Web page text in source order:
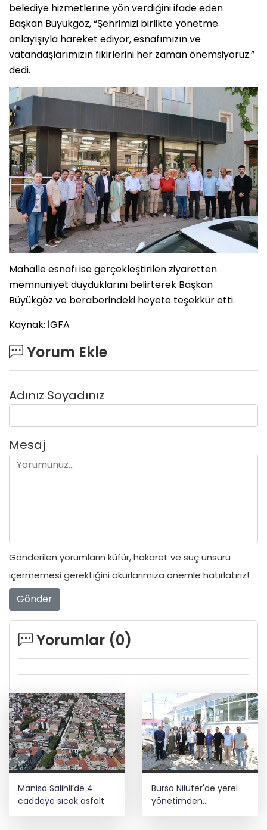
belediye hizmetlerine yön verdiğini ifade eden
Başkan Büyükgöz, “Şehrimizi birlikte yönetme
anlayışıyla hareket ediyor, esnafımızın ve
vatandaşlarımızın fikirlerini her zaman önemsiyoruz.”
dedi.
Mahalle esnafı ise gerçekleştirilen ziyaretten
memnuniyet duyduklarını belirterek Başkan
Büyükgöz ve beraberindeki heyete teşekkür etti.
Kaynak: İGFA
Yorum Ekle
Adınız Soyadınız
Mesaj
Gönderilen yorumların küfür, hakaret ve suç unsuru
içermemesi gerektiğini okurlarımıza önemle hatırlatırız!
Gönder
Yorumlar (0)
Manisa Salihli’de 4
caddeye sıcak asfalt
Bursa Nilüfer'de yerel
yönetimden
mahallelerde yerinde